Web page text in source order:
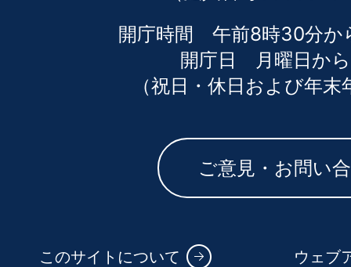
開庁時間 午前8時30分か
開庁日 月曜日か
（祝日・休日および年
ご意見・お問い
このサイトについて ウェブ